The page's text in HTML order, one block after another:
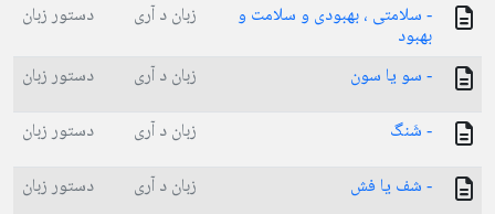
- سلامتی ، بهبودی و سلامت و
بهبود
زبان د آری دستور زبان
- سو یا سون زبان د آری
دستور زبان
- شَنگ
زبان د آری
دستور زبان
- شف یا فش
زبان د آری
دستور زبان